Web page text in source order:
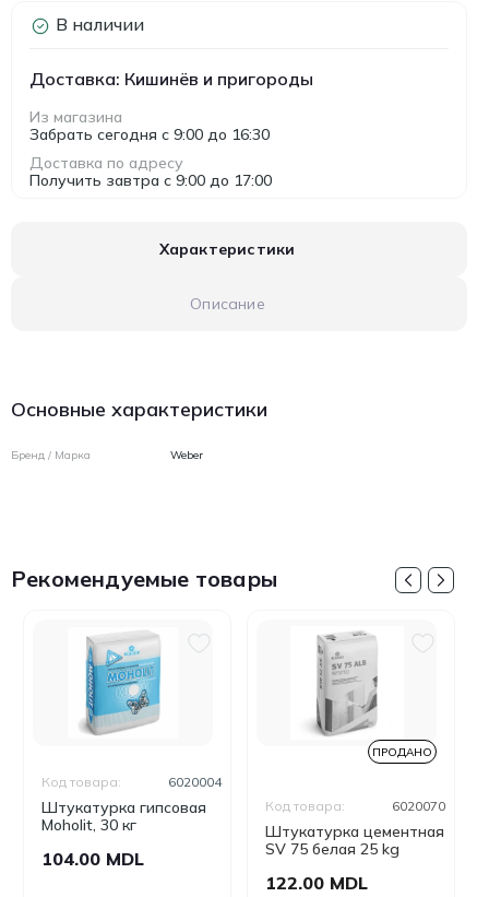
В наличии
Доставка: Кишинёв и пригороды
Из магазина
Забрать сегодня с 9:00 до 16:30
Доставка по адресу
Получить завтра с 9:00 до 17:00
Характеристики
Описание
Основные характеристики
Бренд / Марка Weber
Рекомендуемые товары
Штукатурка гипсовая
Moholit, 30 кг
Код товара: 6020004
104.00 MDL
ПРОДАНО
Штукатурка цементная
SV 75 белая 25 kg
Код товара: 6020070
122.00 MDL